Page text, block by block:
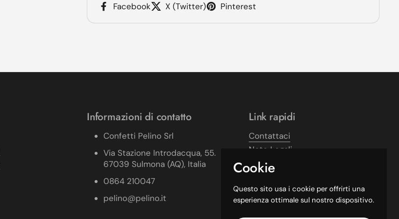
Facebook X (Twitter) Pinterest
Informazioni di contatto
Confetti Pelino Srl
Via Stazione Introdacqua, 55.
67039 Sulmona (AQ), Italia
0864 210047
pelino@pelino.it
Link rapidi
Contattaci
Note Legali
Privacy Policy
Confetti Pelino
Cookie
Questo sito usa i cookie per offrirti una
esperienza ottimale sul nostro dispositivo.